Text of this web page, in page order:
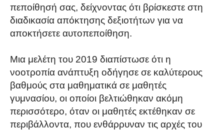
πεποίθησή σας, δείχνοντας ότι βρίσκεστε στη
διαδικασία απόκτησης δεξιοτήτων για να
αποκτήσετε αυτοπεποίθηση.
Μια μελέτη του 2019 διαπίστωσε ότι η
νοοτροπία ανάπτυξη οδήγησε σε καλύτερους
βαθμούς στα μαθηματικά σε μαθητές
γυμνασίου, οι οποίοι βελτιώθηκαν ακόμη
περισσότερο, όταν οι μαθητές εκτέθηκαν σε
περιβάλλοντα, που ενθάρρυναν τις αρχές του